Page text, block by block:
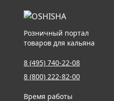
Розничный портал
товаров для кальяна
8 (495) 740-22-08
8 (800) 222-82-00
Время работы